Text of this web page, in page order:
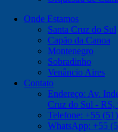
Onde Estamos
Santa Cruz do Sul
Capão da Canoa
Montenegro
Sobradinho
Venâncio Aires
Contato
Endereço: Av.
Cruz do Sul - RS,
Telefone: +55
WhatsApp: +55